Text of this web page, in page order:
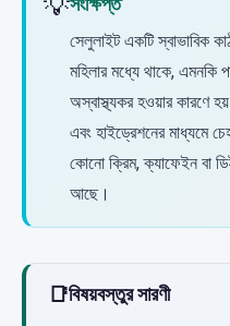
সেলুলাইট একটি স্বাভাবিক
মহিলার মধ্যে থাকে, এমনকি
অস্বাস্থ্যকর হওয়ার কারণে
এবং হাইড্রেশনের মাধ্যমে
কোনো ক্রিম, ক্যাফেইন বা
আছে।
📑বিষয়বস্তুর সারণী